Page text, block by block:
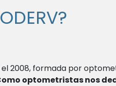
2008, formada por
optometristas nos